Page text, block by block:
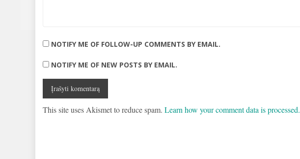
NOTIFY ME OF FOLLOW-UP COMMENTS BY EMAIL.
NOTIFY ME OF NEW POSTS BY EMAIL.
This site uses Akismet to reduce spam. Learn how your comment data is processed.